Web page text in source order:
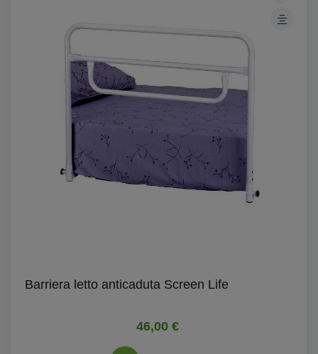
Barriera letto anticaduta Screen Life
46,00 €